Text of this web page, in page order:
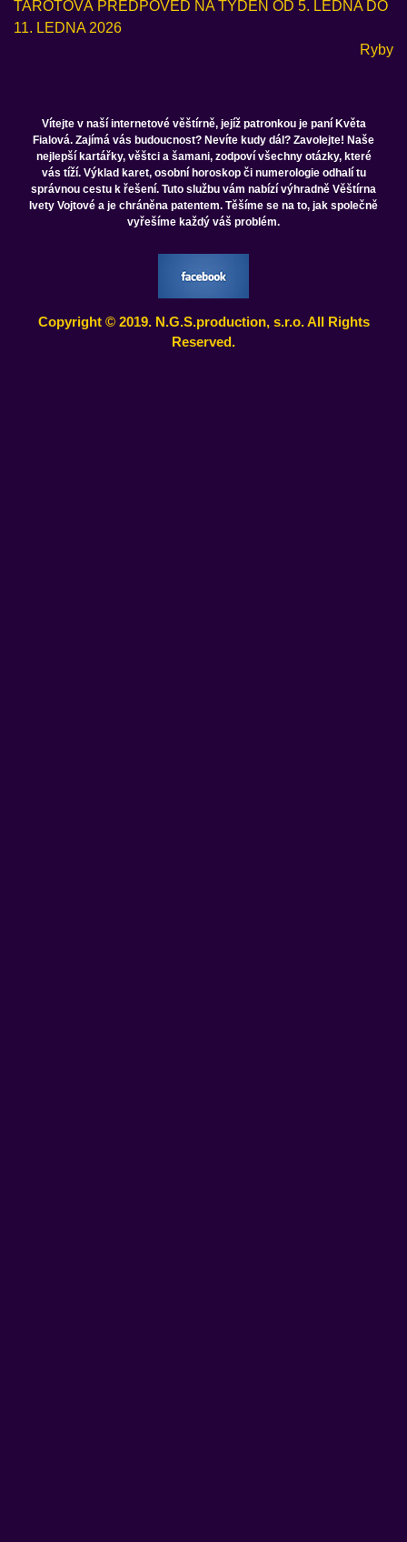
TAROTOVÁ PŘEDPOVĚĎ NA TÝDEN OD 5. LEDNA DO
11. LEDNA 2026
Ryby
Vítejte v naší internetové věštírně, jejíž patronkou je paní Květa
Fialová. Zajímá vás budoucnost? Nevíte kudy dál? Zavolejte! Naše
nejlepší kartářky, věštci a šamani, zodpoví všechny otázky, které
vás tíží. Výklad karet, osobní horoskop či numerologie odhalí tu
správnou cestu k řešení. Tuto službu vám nabízí výhradně Věštírna
Ivety Vojtové a je chráněna patentem. Těšíme se na to, jak společně
vyřešíme každý váš problém.
Copyright © 2019. N.G.S.production, s.r.o. All Rights
Reserved.